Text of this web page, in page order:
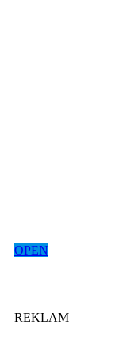
OPEN
REKLAM